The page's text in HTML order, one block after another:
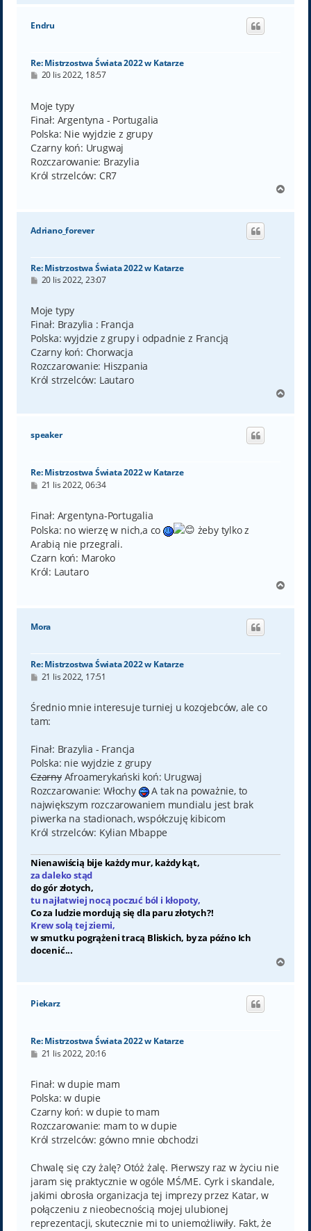
g
Endru
Re: Mistrzostwa Świata 2022 w Katarze
P
t
20 lis 2022, 18:57
Moje typy
Finał: Argentyna - Portugalia
Polska: Nie wyjdzie z grupy
Czarny koń: Urugwaj
Rozczarowanie: Brazylia
Król strzelców: CR7
g
Adriano_forever
Re: Mistrzostwa Świata 2022 w Katarze
P
t
20 lis 2022, 23:07
Moje typy
Finał: Brazylia : Francja
Polska: wyjdzie z grupy i odpadnie z Francją
Czarny koń: Chorwacja
Rozczarowanie: Hiszpania
Król strzelców: Lautaro
g
speaker
Re: Mistrzostwa Świata 2022 w Katarze
P
t
21 lis 2022, 06:34
Finał: Argentyna-Portugalia
Polska: no wierzę w nich,a co
żeby tylko z
Arabią nie przegrali.
Czarn koń: Maroko
Król: Lautaro
g
Mora
Re: Mistrzostwa Świata 2022 w Katarze
P
t
21 lis 2022, 17:51
Średnio mnie interesuje turniej u kozojebców, ale co
tam:
Finał: Brazylia - Francja
Polska: nie wyjdzie z grupy
CzarnyAfroamerykański koń: Urugwaj
Rozczarowanie: Włochy
A tak na poważnie, to
największym rozczarowaniem mundialu jest brak
piwerka na stadionach, współczuję kibicom
Król strzelców: Kylian Mbappe
Nienawiścią bije każdy mur, każdy kąt,
za daleko stąd
do gór złotych,
tu najłatwiej nocą poczuć ból i kłopoty,
Co za ludzie mordują się dla paru złotych?!
Krew solą tej ziemi,
w smutku pogrążeni tracą Bliskich, by za późno Ich
docenić...
g
Piekarz
Re: Mistrzostwa Świata 2022 w Katarze
P
t
21 lis 2022, 20:16
Finał: w dupie mam
Polska: w dupie
Czarny koń: w dupie to mam
Rozczarowanie: mam to w dupie
Król strzelców: gówno mnie obchodzi
Chwalę się czy żalę? Otóż żalę. Pierwszy raz w życiu nie
jaram się praktycznie w ogóle MŚ/ME. Cyrk i skandale,
jakimi obrosła organizacja tej imprezy przez Katar, w
połączeniu z nieobecnością mojej ulubionej
reprezentacji, skutecznie mi to uniemożliwiły. Fakt, że